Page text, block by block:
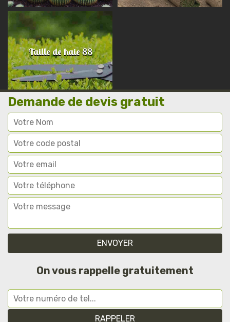
Taille de haie 88
Demande de devis gratuit
On vous rappelle gratuitement